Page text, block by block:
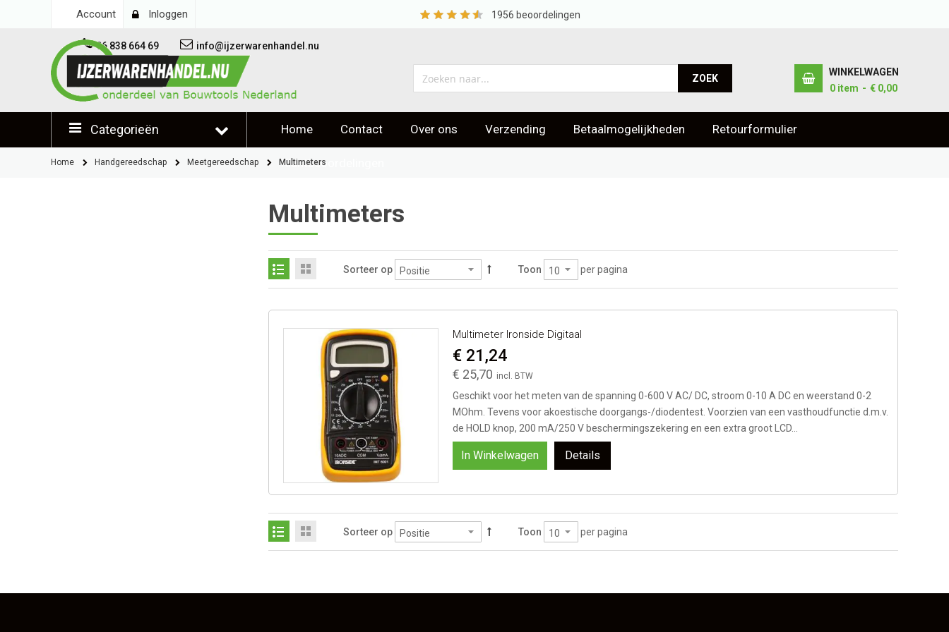
Account Inloggen 1956 beoordelingen
06 838 664 69 info@ijzerwarenhandel.nu
ZOEK
WINKELWAGEN
0 item € 0,00
Categorieën Home Contact Over ons Verzending Betaalmogelijkheden Retourformulier
Klantbeoordelingen
Home Handgereedschap Meetgereedschap Multimeters
Multimeters
Sorteer op Toon per pagina
Multimeter Ironside Digitaal
€ 25,70
€ 21,24
Geschikt voor het meten van de spanning 0-600 V AC/ DC, stroom 0-10 A DC en weerstand 0-2
MOhm. Tevens voor akoestische doorgangs-/diodentest. Voorzien van een vasthoudfunctie d.m.v.
de HOLD knop, 200 mA/250 V beschermingszekering en een extra groot LCD...
In Winkelwagen Details
Sorteer op Toon per pagina